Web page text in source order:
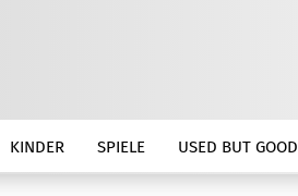
KINDER SPIELE USED BUT GOOD